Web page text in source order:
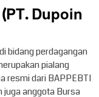
Dupoin
bidang perdagangan
pialang
resmi dari BAPPEBTI
juga anggota Bursa